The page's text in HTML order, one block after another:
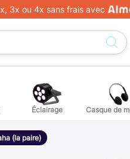
3x ou 4x sans frais avec
Éclairage Casque de
(la paire)